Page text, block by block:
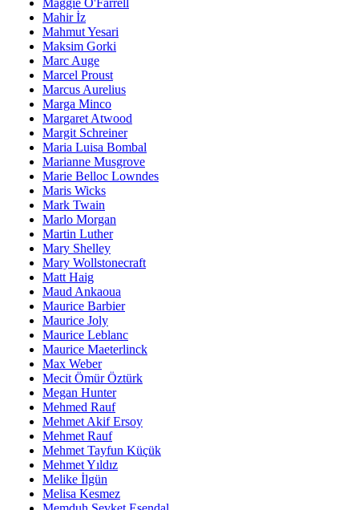
Maggie O'Farrell
Mahir İz
Mahmut Yesari
Maksim Gorki
Marc Auge
Marcel Proust
Marcus Aurelius
Marga Minco
Margaret Atwood
Margit Schreiner
Maria Luisa Bombal
Marianne Musgrove
Marie Belloc Lowndes
Maris Wicks
Mark Twain
Marlo Morgan
Martin Luther
Mary Shelley
Mary Wollstonecraft
Matt Haig
Maud Ankaoua
Maurice Barbier
Maurice Joly
Maurice Leblanc
Maurice Maeterlinck
Max Weber
Mecit Ömür Öztürk
Megan Hunter
Mehmed Rauf
Mehmet Akif Ersoy
Mehmet Rauf
Mehmet Tayfun Küçük
Mehmet Yıldız
Melike İlgün
Melisa Kesmez